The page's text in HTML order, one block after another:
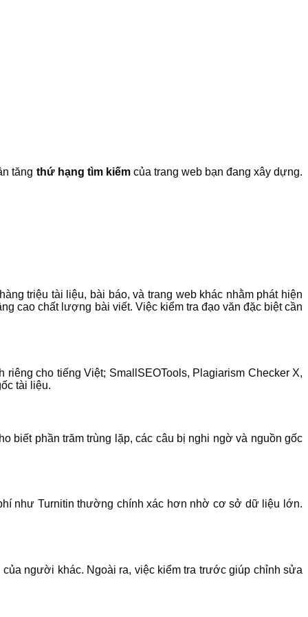
tăng thứ hạng tìm kiếmcủa trang web bạn đang xây dựng.
triệu tài liệu, bài báo, và trang web khác nhằm phát hiện
cao chất lượng bài viết. Việc kiểm tra đạo văn đặc biệt cần
cho tiếng Việt; SmallSEOTools, Plagiarism Checker X,
tài liệu.
biết phần trăm trùng lặp, các câu bị nghi ngờ và nguồn gốc
như Turnitin thường chính xác hơn nhờ cơ sở dữ liệu lớn.
người khác. Ngoài ra, việc kiểm tra trước giúp chỉnh sửa